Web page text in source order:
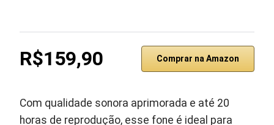
R$159,90 Comprar na Amazon
Com qualidade sonora aprimorada e até 20
horas de reprodução, esse fone é ideal para